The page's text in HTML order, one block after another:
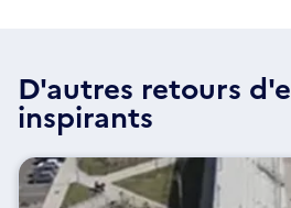
D'autres retours
inspirants